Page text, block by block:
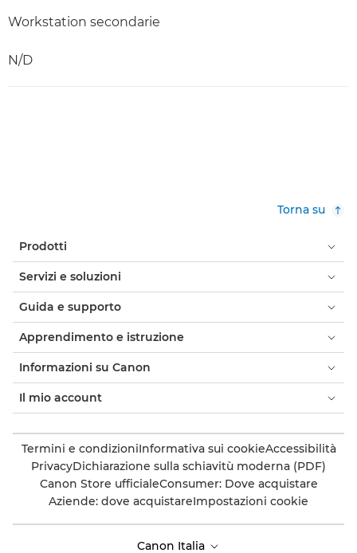
Workstation secondarie
N/D
Torna su
Prodotti
Servizi e soluzioni
Guida e supporto
Apprendimento e istruzione
Informazioni su Canon
Il mio account
Termini e condizioniInformativa sui cookieAccessibilità
PrivacyDichiarazione sulla schiavitù moderna (PDF)
Canon Store ufficialeConsumer: Dove acquistare
Aziende: dove acquistareImpostazioni cookie
Canon Italia